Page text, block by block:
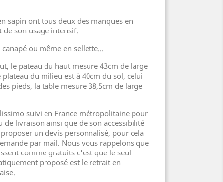
sapin ont tous deux des manques en
de son usage intensif.
ou même en sellette...
le pateau du haut mesure 43cm de large
du milieu est à 40cm du sol, celui
pieds, la table mesure 38,5cm de large
suivi en France métropolitaine pour
de livraison ainsi que de son accessibilité
un devis personnalisé, pour cela
par mail. Nous vous rappelons que
comme gratuits c'est que le seul
proposé est le retrait en